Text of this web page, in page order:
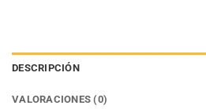
DESCRIPCIÓN
VALORACIONES (0)